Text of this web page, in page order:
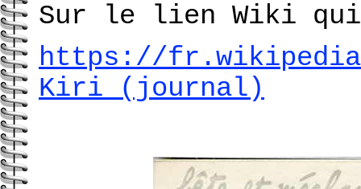
Sur le lien Wiki
https://
Kiri_(journal)